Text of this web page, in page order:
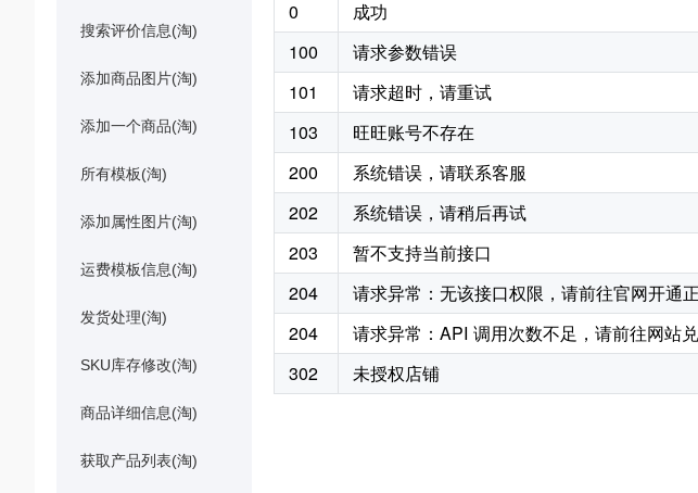
搜索评价信息(淘)
添加商品图片(淘)
添加一个商品(淘)
所有模板(淘)
添加属性图片(淘)
运费模板信息(淘)
发货处理(淘)
SKU库存修改(淘)
商品详细信息(淘)
获取产品列表(淘)
0
成功
100
请求参数错误
101
请求超时，请重试
103
旺旺账号不存在
200
系统错误，请联系客服
202
系统错误，请稍后再试
203
暂不支持当前接口
204
请求异常：无该接口权限，请前往官网开通正
204
请求异常：API 调用次数不足，请前往网站兑
302
未授权店铺